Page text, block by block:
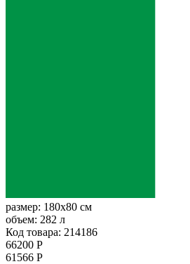
размер: 180x80 см
объем: 282 л
Код товара: 214186
66200 Р
61566 Р